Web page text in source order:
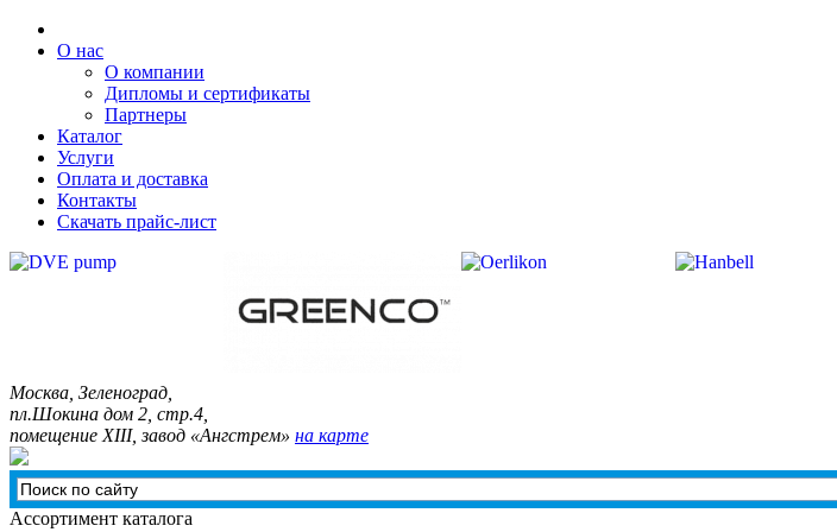
О нас
О компании
Дипломы и сертификаты
Партнеры
Каталог
Услуги
Оплата и доставка
Контакты
Скачать прайс-лист
Москва, Зелeноград,
пл.Шокина дом 2, стр.4,
помещение XIII, завод «Ангстрем» на карте
Ассортимент каталога